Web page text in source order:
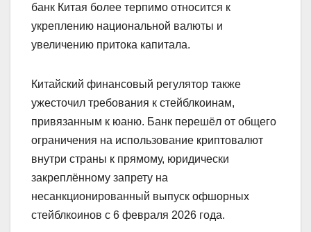
банк Китая более терпимо относится к
укреплению национальной валюты и
увеличению притока капитала.
Китайский финансовый регулятор также
ужесточил требования к стейблкоинам,
привязанным к юаню. Банк перешёл от общего
ограничения на использование криптовалют
внутри страны к прямому, юридически
закреплённому запрету на
несанкционированный выпуск офшорных
стейблкоинов с 6 февраля 2026 года.